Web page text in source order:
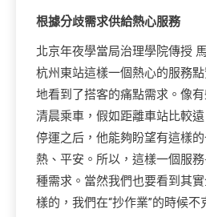
根據分歧需求供給熱心服務
北京年夜學當局治理學院傳授
杭州東站這樣一個熱心的服務
地看到了搭客的痛點需求。像
清晨乘車，假如距離車站比較
停運之后，他能夠盼望有這樣
熱、平安。所以，這樣一個服
種需求。當然我們也要看到其
樣的，我們在“抄作業”的時候